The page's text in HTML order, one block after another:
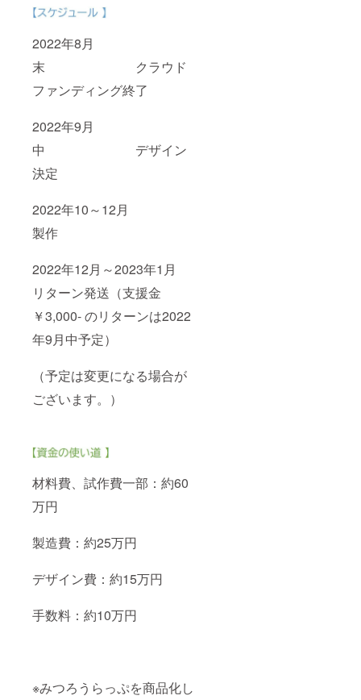
2022年8月
末 クラウド
ファンディング終了
2022年9月
中 デザイン
決定
2022年10～12月
製作
2022年12月～2023年1月
リターン発送（支援金
￥3,000- のリターンは2022
年9月中予定）
（予定は変更になる場合が
ございます。）
材料費、試作費一部：約60
万円
製造費：約25万円
デザイン費：約15万円
手数料：約10万円
※みつろうらっぷを商品化し